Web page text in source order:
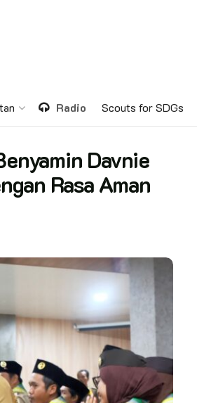
Radio Scouts for SDGs
Davnie
Rasa Aman